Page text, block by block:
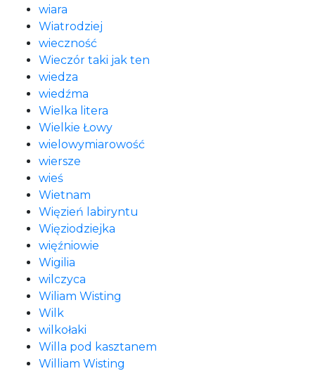
wiara
Wiatrodziej
wieczność
Wieczór taki jak ten
wiedza
wiedźma
Wielka litera
Wielkie Łowy
wielowymiarowość
wiersze
wieś
Wietnam
Więzień labiryntu
Więziodziejka
więźniowie
Wigilia
wilczyca
Wiliam Wisting
Wilk
wilkołaki
Willa pod kasztanem
William Wisting